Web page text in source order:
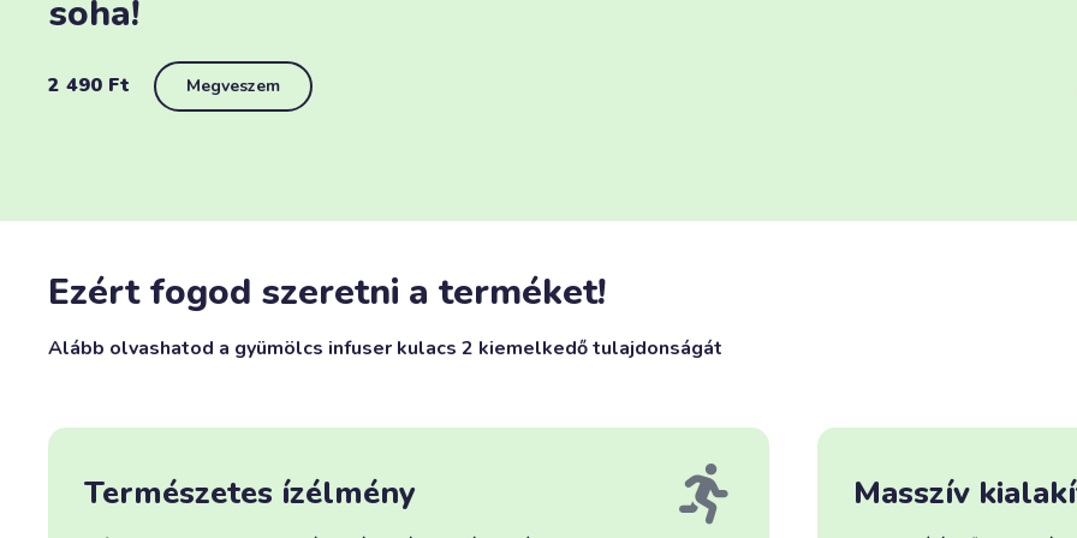
soha!
2 490 Ft Megveszem
Ezért fogod szeretni a terméket!
Alább olvashatod a gyümölcs infuser kulacs 2 kiemelkedő tulajdonságát
Természetes ízélmény Masszív